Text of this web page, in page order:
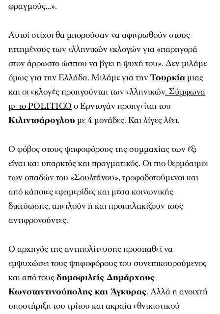
φραγμούς…».
Αυτοί στίχοι θα μπορούσαν να αφιερωθούν στους
ηττημένους των ελληνικών εκλογών για «παρηγορά
στον άρρωστο ώσπου να βγει η ψυχή του». Δεν μιλάμε
όμως για την Ελλάδα. Μιλάμε για τηνΤουρκίαμιας
και οι εκλογές προηγούνται των ελληνικών. Σύμφωνα
με το POLITICO ο Ερντογάν προηγείται του
Κιλιντσάρογλου με 4 μονάδες. Και λίγες λέει.
Ο φόβος στους ψηφοφόρους της συμμαχίας των έξι
είναι και υπαρκτός και πραγματικός. Οι πιο θερμόαιμοι
των οπαδών του «Σουλτάνου», τροφοδοτούμενοι και
από κάποιες εφημερίδες και μέσα κοινωνικής
δικτύωσης, απειλούν ή και προπηλακίζουν τους
αντιφρονούντες.
Ο αρχηγός της αντιπολίτευσης προσπαθεί να
εμψυχώσει τους ψηφοφόρους του συνεπικουρούμενος
και από τουςδημοφιλείς Δημάρχους
Κωνσταντινούπολης και Άγκυρας. Αλλά η ανοιχτή
υποστήριξη του τρίτου και ακραία εθνικιστικού